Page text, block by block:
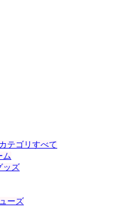
テゴリすべて
ム
ッズ
ーズ